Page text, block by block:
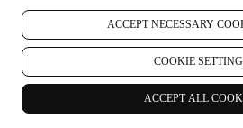
ACCEPT NECESSARY
COOKIE
ACCEPT ALL
uppgifter för att svara på
webbplats eller genom andra
bygger på ett avtalsfäst utförande
PRODUKTNYHETER OCH
Om du har samtyckt till att vi gör